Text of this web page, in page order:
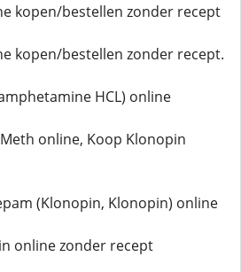
kopen/bestellen zonder recept
kopen/bestellen zonder recept.
HCL) online
online, Koop Klonopin
(Klonopin, Klonopin) online
online zonder recept